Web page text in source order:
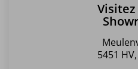
5451